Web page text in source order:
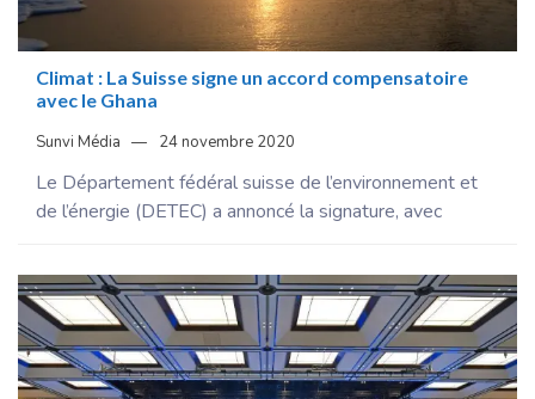
Climat : La Suisse signe un accord compensatoire
avec le Ghana
Sunvi Média 24 novembre 2020
Le Département fédéral suisse de l’environnement et
de l’énergie (DETEC) a annoncé la signature, avec